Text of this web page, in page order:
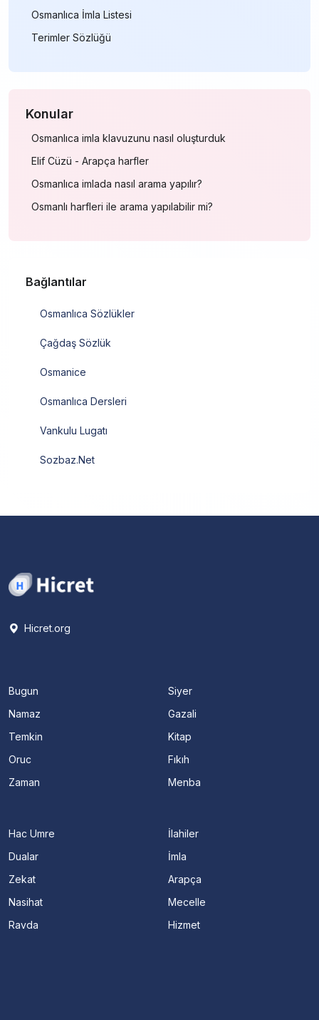
Osmanlıca İmla Listesi
Terimler Sözlüğü
Konular
Osmanlıca imla klavuzunu nasıl oluşturduk
Elif Cüzü - Arapça harfler
Osmanlıca imlada nasıl arama yapılır?
Osmanlı harfleri ile arama yapılabilir mi?
Bağlantılar
Osmanlıca Sözlükler
Çağdaş Sözlük
Osmanice
Osmanlıca Dersleri
Vankulu Lugatı
Sozbaz.Net
Hicret.org
Bugun
Namaz
Temkin
Oruc
Zaman
Siyer
Gazali
Kitap
Fıkıh
Menba
Hac Umre
Dualar
Zekat
Nasihat
Ravda
İlahiler
İmla
Arapça
Mecelle
Hizmet